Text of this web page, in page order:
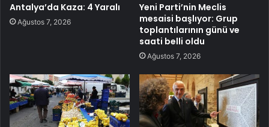
Antalya’da Kaza: 4 Yaralı
Ağustos 7, 2026
Yeni Parti’nin Meclis
mesaisi başlıyor: Grup
toplantılarının günü ve
saati belli oldu
Ağustos 7, 2026